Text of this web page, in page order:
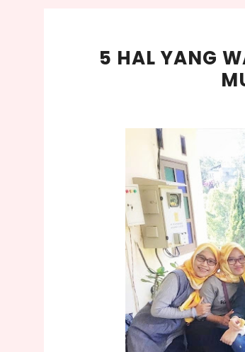
5 HAL YANG